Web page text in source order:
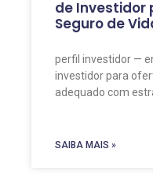
de Investidor
Seguro de
perfil investidor —
investidor para
adequado com
SAIBA MAIS »